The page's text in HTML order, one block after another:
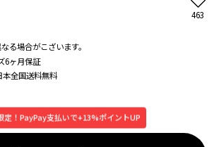
463
る場合がこざいます。
6ヶ月保証
全国送料無料
定！PayPay支払いで+13%ポイントUP